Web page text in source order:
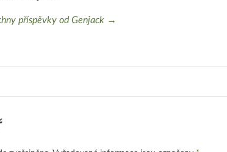
příspěvky od Genjack →